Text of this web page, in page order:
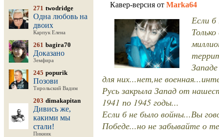
271 twodridge
Одна любовь на
двоих
Карпук Елена
261 bagira70
Доказано
Земфира
245 popurik
Позови
Тирольский Вадим
203 dimakapitan
Дивись же,
какими мы
стали!
Пикник
Кавер-версия от Marka64
Если
для них...нет,не
Русь закрыла Запад от
1941 по 1945 годы...
Если б не было войны...Вы
Победе...но не забывайте о